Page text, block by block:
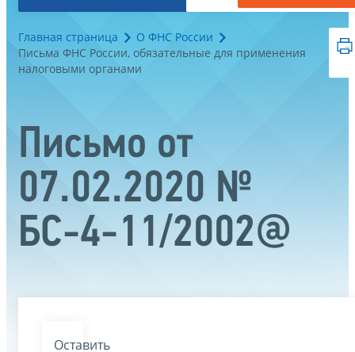
Главная страница
О ФНС России
Письма ФНС России, обязательные для применения
налоговыми органами
Письмо от
07.02.2020 №
БС-4-11/2002@
Оставить